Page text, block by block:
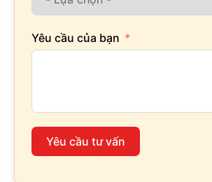
Yêu cầu của bạn
Yêu cầu tư vấn